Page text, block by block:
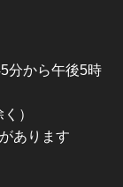
分から午後5時
）
あります